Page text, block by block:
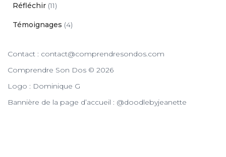
Réfléchir (11)
Témoignages (4)
Contact : contact@comprendresondos.com
Comprendre Son Dos © 2026
Logo : Dominique G
Bannière de la page d’accueil : @doodlebyjeanette